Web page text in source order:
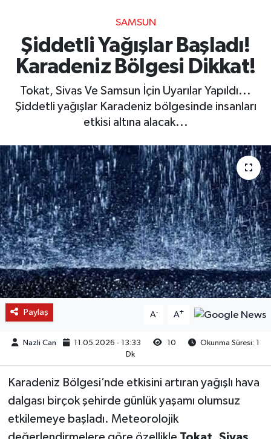
SAMSUN
Şiddetli Yağışlar Başladı!
Karadeniz Bölgesi Dikkat!
Tokat, Sivas Ve Samsun İçin Uyarılar Yapıldı...
Şiddetli yağışlar Karadeniz bölgesinde insanları
etkisi altına alacak...
Paylaş A- A+
Nazli Can 11.05.2026 - 13:33 10
Okunma Süresi: 1
Dk
Karadeniz Bölgesi’nde etkisini artıran yağışlı hava
dalgası birçok şehirde günlük yaşamı olumsuz
etkilemeye başladı. Meteorolojik